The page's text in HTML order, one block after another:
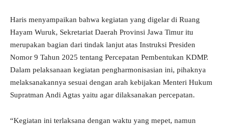
Haris menyampaikan bahwa kegiatan yang digelar di Ruang
Hayam Wuruk, Sekretariat Daerah Provinsi Jawa Timur itu
merupakan bagian dari tindak lanjut atas Instruksi Presiden
Nomor 9 Tahun 2025 tentang Percepatan Pembentukan KDMP.
Dalam pelaksanaan kegiatan pengharmonisasian ini, pihaknya
melaksanakannya sesuai dengan arah kebijakan Menteri Hukum
Supratman Andi Agtas yaitu agar dilaksanakan percepatan.
“Kegiatan ini terlaksana dengan waktu yang mepet, namun